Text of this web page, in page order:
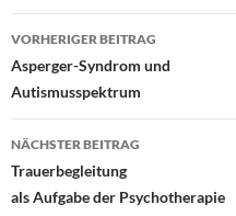
Beitragsnavigation
VORHERIGER BEITRAG
Asperger-Syndrom und
Autismusspektrum
NÄCHSTER BEITRAG
Trauerbegleitung
als Aufgabe der Psychotherapie